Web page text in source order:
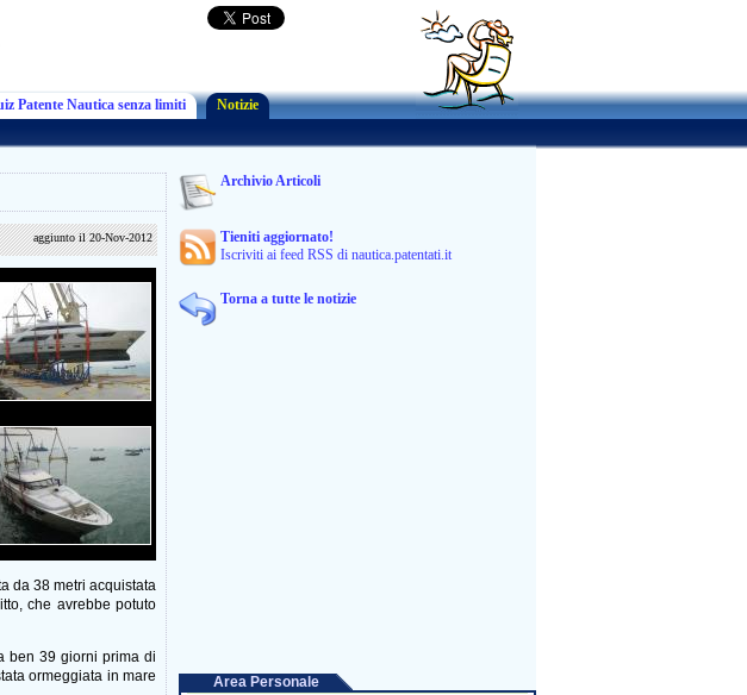
Patente Nautica senza limiti Notizie
Archivio Articoli
Tieniti aggiornato!
Iscriviti ai feed RSS di nautica.patentati.it
Torna a tutte le notizie
Area Personale
aggiunto il 20-Nov-2012
da 38 metri acquistata
che avrebbe potuto
ben 39 giorni prima di
ormeggiata in mare